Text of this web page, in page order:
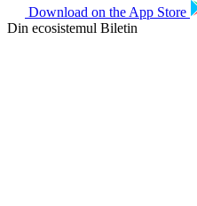
Download on the App Store
Din ecosistemul Biletin